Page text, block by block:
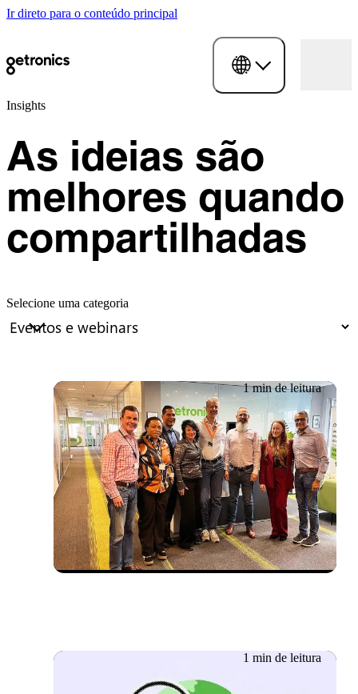
Ir direto para o conteúdo principal
Insights
As ideias são
melhores quando
compartilhadas
Selecione uma categoria
1 min de leitura
Evento passado29/10/2025
Workshop sobre IA em
Budapeste
1 min de leitura